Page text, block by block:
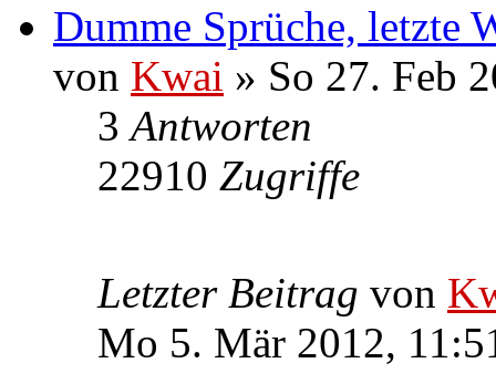
Dumme Sprüche, letzte
von Kwai » So 27. Feb
3Antworten
22910 Zugriffe
Letzter Beitrag von
Mo 5. Mär 2012,